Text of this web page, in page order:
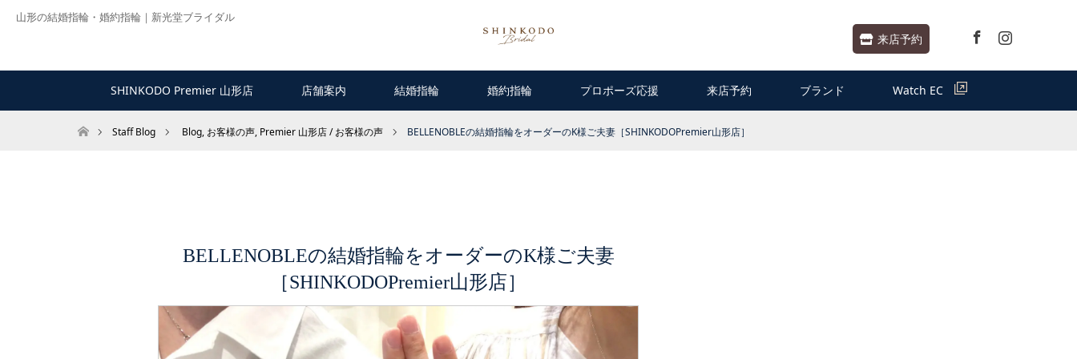
山形の結婚指輪・婚約指輪｜新光堂ブライダル
来店予約
Instagram
SHINKODO Premier 山形店 店舗案内 結婚指輪 婚約指輪 プロポーズ応援 来店予約 ブランド Watch EC
ホームStaff Blog Blog, お客様の声, Premier 山形店 / お客様の声 BELLENOBLEの結婚指輪をオーダーのK様ご夫妻［SHINKODOPremier山形店］
BELLENOBLEの結婚指輪をオーダーのK様ご夫妻
［SHINKODOPremier山形店］